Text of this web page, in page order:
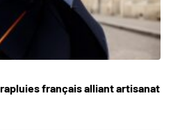
français alliant artisanat